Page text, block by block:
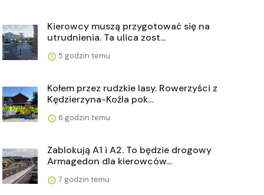
Kierowcy muszą przygotować się na
utrudnienia. Ta ulica zost...
5 godzin temu
Kołem przez rudzkie lasy. Rowerzyści z
Kędzierzyna-Koźla pok...
6 godzin temu
Zablokują A1 i A2. To będzie drogowy
Armagedon dla kierowców...
7 godzin temu